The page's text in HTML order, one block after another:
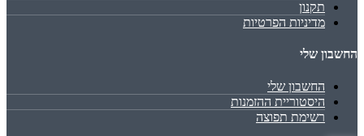
תקנון
מדיניות הפרטיות
החשבון שלי
החשבון שלי
היסטוריית ההזמנות
רשימת תפוצה